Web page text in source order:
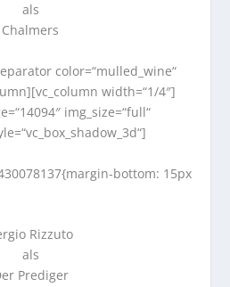
als
Chalmers
color=“mulled_wine“
width=“1/4″]
img_size=“full“
bottom: 15px
Rizzuto
als
Prediger